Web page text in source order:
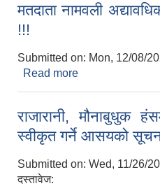
मतदाता नामवली
!!!
Submitted on: Mon, 12/08/
Read more
राजारानी, मौनाबुधुक
स्वीकृत गर्ने आसयको
Submitted on: Wed, 11/26/
दस्तावेज: